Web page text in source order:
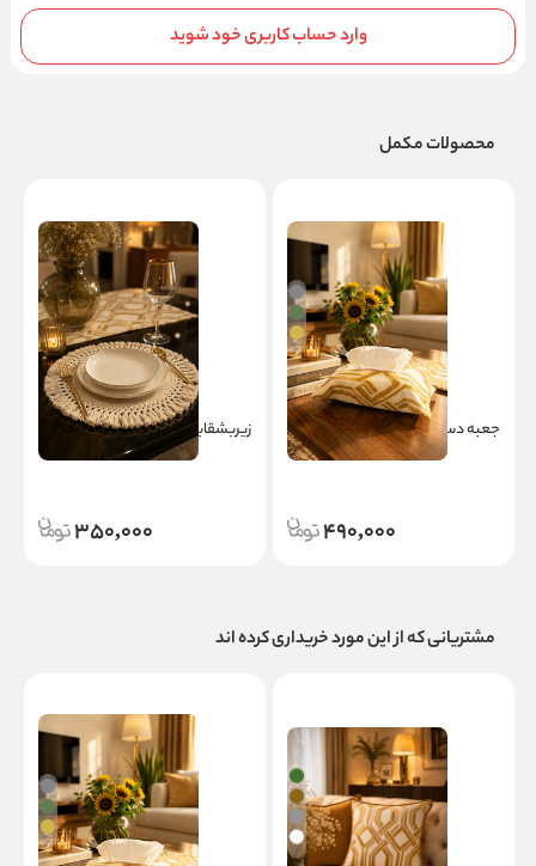
وارد حساب کاربری خود شوید
محصولات مکمل
جعبه دستمال روناک
490,000
زیربشقابی روناک
350,000
مشتریانی که از این مورد خریداری کرده اند